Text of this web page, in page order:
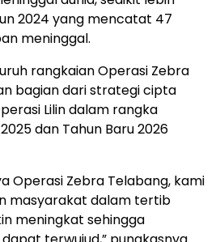
2024 yang mencatat 47
meninggal.
rangkaian Operasi Zebra
bagian dari strategi cipta
Lilin dalam rangka
dan Tahun Baru 2026
Operasi Zebra Telabang, kami
masyarakat dalam tertib
meningkat sehingga